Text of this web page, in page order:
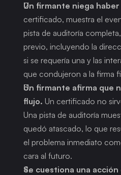
Un firmante niega
certificado, muestra el
pista de auditoría
previo, incluyendo la
si se requería una y las
que condujeron a la firma
Un firmante afirma que
flujo. Un certificado no
Una pista de auditoría
quedó atascado, lo que
el problema inmediato
cara al futuro.
Se cuestiona una